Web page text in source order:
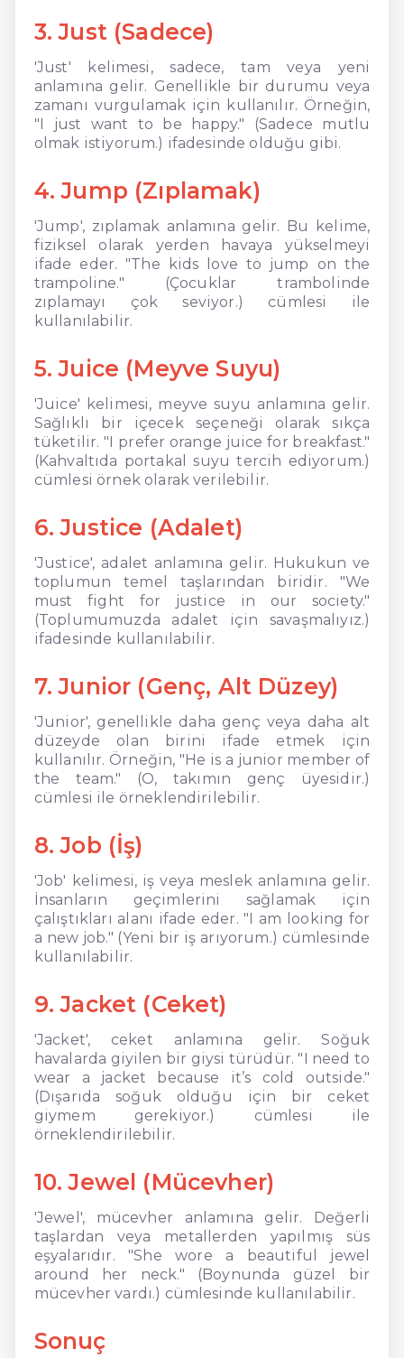
3. Just (Sadece)
'Just' kelimesi, sadece, tam veya yeni
anlamına gelir. Genellikle bir durumu veya
zamanı vurgulamak için kullanılır. Örneğin,
"I just want to be happy." (Sadece mutlu
olmak istiyorum.) ifadesinde olduğu gibi.
4. Jump (Zıplamak)
'Jump', zıplamak anlamına gelir. Bu kelime,
fiziksel olarak yerden havaya yükselmeyi
ifade eder. "The kids love to jump on the
trampoline." (Çocuklar trambolinde
zıplamayı çok seviyor.) cümlesi ile
kullanılabilir.
5. Juice (Meyve Suyu)
'Juice' kelimesi, meyve suyu anlamına gelir.
Sağlıklı bir içecek seçeneği olarak sıkça
tüketilir. "I prefer orange juice for breakfast."
(Kahvaltıda portakal suyu tercih ediyorum.)
cümlesi örnek olarak verilebilir.
6. Justice (Adalet)
'Justice', adalet anlamına gelir. Hukukun ve
toplumun temel taşlarından biridir. "We
must fight for justice in our society."
(Toplumumuzda adalet için savaşmalıyız.)
ifadesinde kullanılabilir.
7. Junior (Genç, Alt Düzey)
'Junior', genellikle daha genç veya daha alt
düzeyde olan birini ifade etmek için
kullanılır. Örneğin, "He is a junior member of
the team." (O, takımın genç üyesidir.)
cümlesi ile örneklendirilebilir.
8. Job (İş)
'Job' kelimesi, iş veya meslek anlamına gelir.
İnsanların geçimlerini sağlamak için
çalıştıkları alanı ifade eder. "I am looking for
a new job." (Yeni bir iş arıyorum.) cümlesinde
kullanılabilir.
9. Jacket (Ceket)
'Jacket', ceket anlamına gelir. Soğuk
havalarda giyilen bir giysi türüdür. "I need to
wear a jacket because it’s cold outside."
(Dışarıda soğuk olduğu için bir ceket
giymem gerekiyor.) cümlesi ile
örneklendirilebilir.
10. Jewel (Mücevher)
'Jewel', mücevher anlamına gelir. Değerli
taşlardan veya metallerden yapılmış süs
eşyalarıdır. "She wore a beautiful jewel
around her neck." (Boynunda güzel bir
mücevher vardı.) cümlesinde kullanılabilir.
Sonuç